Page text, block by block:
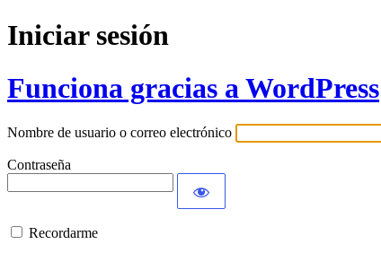
Iniciar sesión
Funciona gracias a WordPress
Nombre de usuario o correo electrónico
Contraseña
Recordarme